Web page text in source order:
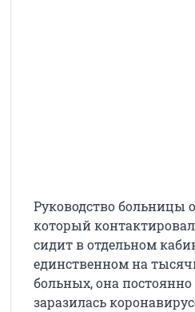
Руководство больницы
который
сидит в отдельном
единственном на
больных, она
заразилась